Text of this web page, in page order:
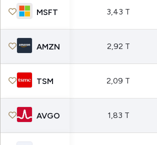
MSFT 3,43 T
AMZN 2,92 T
TSM 2,09 T
AVGO 1,83 T